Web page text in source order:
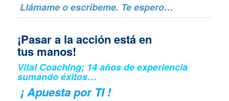
Llámame o escríbeme. Te espero…
¡Pasar a la acción está en
tus manos!
Vital Coaching; 14 años de experiencia
sumando éxitos…
¡ Apuesta por TI !